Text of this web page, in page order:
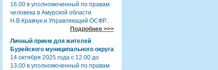
16.00 в уполномоченный по правам
человека в Амурской области
Н.В.Кравчук и Управляющий ОСФР…
Подробнее >>>
Личный прием для жителей
Бурейского муниципального округа
14 октября 2025 года с 12.00 до
13.00 в уполномоченный по правам